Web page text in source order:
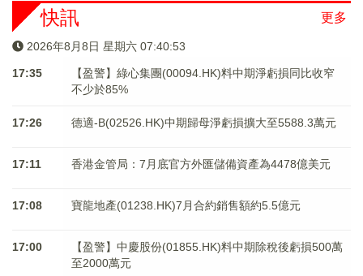
更多
快訊
2026年8月8日 星期六 07:40:54
17:35
【盈警】綠心集團(00094.HK)料中期淨虧損同比收窄
不少於85%
17:26 德適-B(02526.HK)中期歸母淨虧損擴大至5588.3萬元
17:11 香港金管局：7月底官方外匯儲備資產為4478億美元
17:08 寶龍地產(01238.HK)7月合約銷售額約5.5億元
17:00
【盈警】中慶股份(01855.HK)料中期除稅後虧損500萬
至2000萬元